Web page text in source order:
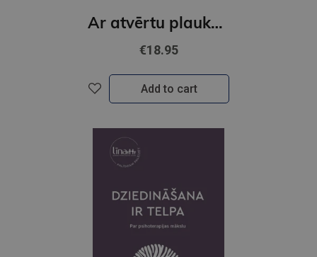
Ar atvērtu plaukstu
€18.95
Add to cart